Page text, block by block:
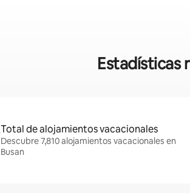
Estadísticas
Total de alojamientos vacacionales
Descubre 7,810 alojamientos vacacionales en
Busan